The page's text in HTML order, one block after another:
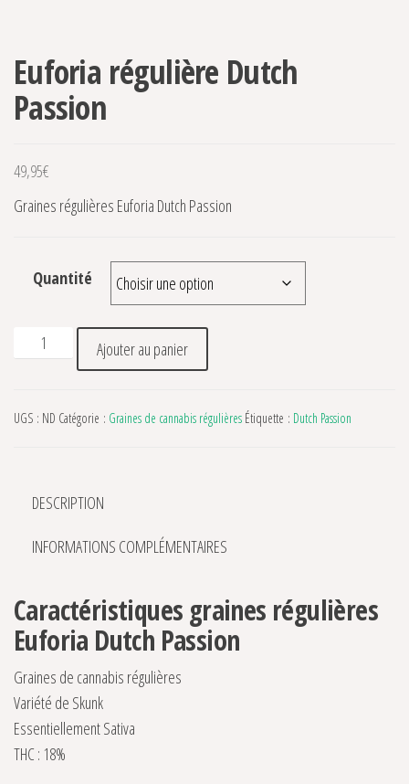
Euforia régulière Dutch
Passion
49,95€
Graines régulières Euforia Dutch Passion
Quantité
quantité de Euforia régulière Dutch Passion
Ajouter au panier
UGS : ND Catégorie : Graines de cannabis régulières Étiquette : Dutch Passion
DESCRIPTION
INFORMATIONS COMPLÉMENTAIRES
Caractéristiques graines régulières
Euforia Dutch Passion
Graines de cannabis régulières
Variété de Skunk
Essentiellement Sativa
THC : 18%